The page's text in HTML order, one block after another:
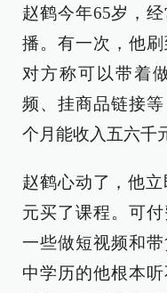
赵鹤今年65岁，
播。有一次，他
对方称可以带着
频、挂商品链接
个月能收入五六千
赵鹤心动了，他
元买了课程。可
一些做短视频和
中学历的他根本